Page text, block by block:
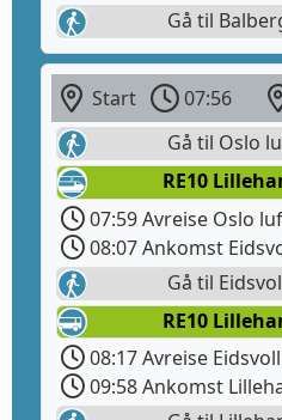
Gå til
Start 07:56
Gå til Oslo
RE10
07:59 Avreise Oslo
08:07 Ankomst
Gå til
RE10
08:17 Avreise
09:58 Ankomst